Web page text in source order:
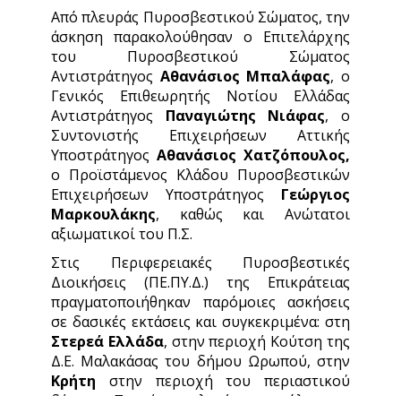
Από πλευράς Πυροσβεστικού Σώματος, την
άσκηση παρακολούθησαν ο Επιτελάρχης
του Πυροσβεστικού Σώματος
Αντιστράτηγος Αθανάσιος Μπαλάφας, ο
Γενικός Επιθεωρητής Νοτίου Ελλάδας
Αντιστράτηγος Παναγιώτης Νιάφας, ο
Συντονιστής Επιχειρήσεων Αττικής
Υποστράτηγος Αθανάσιος Χατζόπουλος,
ο Προϊστάμενος Κλάδου Πυροσβεστικών
Επιχειρήσεων Υποστράτηγος Γεώργιος
Μαρκουλάκης, καθώς και Ανώτατοι
αξιωματικοί του Π.Σ.
Στις Περιφερειακές Πυροσβεστικές
Διοικήσεις (ΠΕ.ΠΥ.Δ.) της Επικράτειας
πραγματοποιήθηκαν παρόμοιες ασκήσεις
σε δασικές εκτάσεις και συγκεκριμένα: στη
Στερεά Ελλάδα, στην περιοχή Κούτση της
Δ.Ε. Μαλακάσας του δήμου Ωρωπού, στην
Κρήτη στην περιοχή του περιαστικού